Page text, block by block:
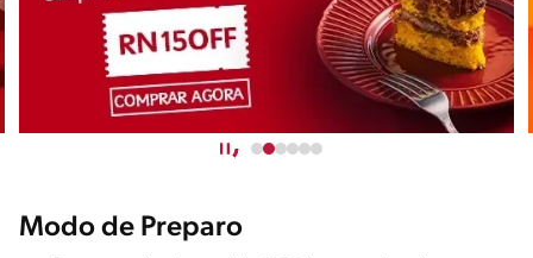
Modo de Preparo